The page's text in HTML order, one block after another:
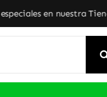
Tienda